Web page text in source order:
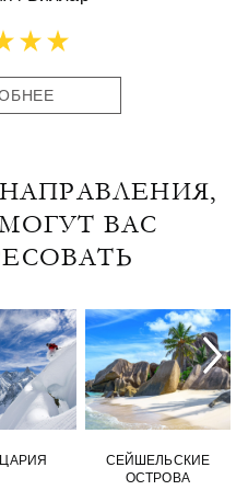
ВАС
СЕЙШЕЛЬСКИЕ
ОСТРОВА